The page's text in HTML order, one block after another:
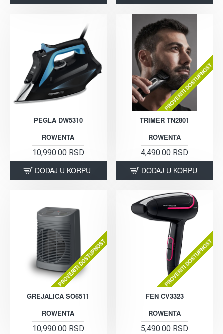
PEGLA DW5310
ROWENTA
10,990.00 RSD
DODAJ U KORPU
PROVERITI DOSTUPNOST
TRIMER TN2801
ROWENTA
4,490.00 RSD
DODAJ U KORPU
PROVERITI DOSTUPNOST
GREJALICA SO6511
ROWENTA
10,990.00 RSD
PROVERITI DOSTUPNOST
FEN CV3323
ROWENTA
5,490.00 RSD